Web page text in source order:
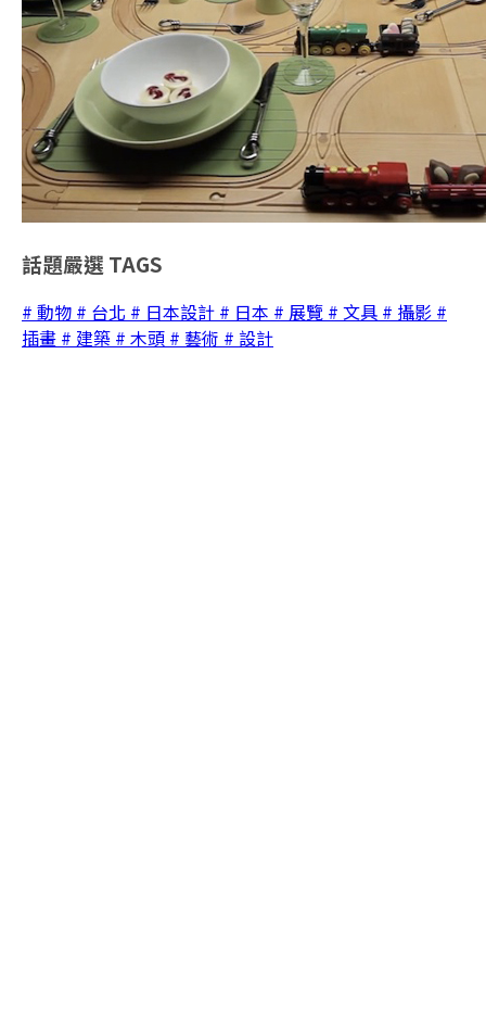
話題嚴選 TAGS
# 動物 # 台北 # 日本設計 # 日本 # 展覽 # 文具 # 攝影 #
插畫 # 建築 # 木頭 # 藝術 # 設計